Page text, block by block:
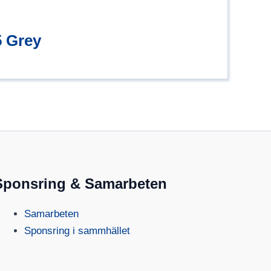
Grey
& Samarbeten
Samarbeten
Sponsring i sammhället